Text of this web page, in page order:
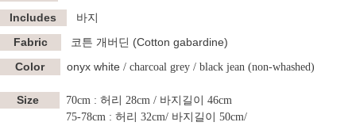
Includes 바지
Fabric
코튼 개버딘 (Cotton gabardine)
Color
onyx white / charcoal grey / black jean (non-whashed)
Size
70cm : 허리 28cm / 바지길이 46cm
75-78cm : 허리 32cm/ 바지길이 50cm/